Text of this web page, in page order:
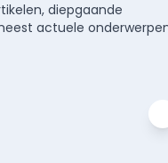
diepgaande
actuele